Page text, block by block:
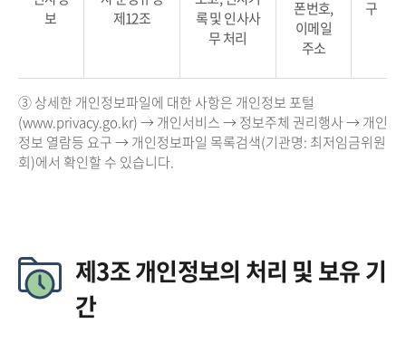
보
제12조
록 및 인사사
무 처리
폰번호,
이메일
주소
구
③ 상세한 개인정보파일에 대한 사항은 개인정보 포털
(www.privacy.go.kr) → 개인서비스 → 정보주체 권리행사 → 개인
정보 열람등 요구 → 개인정보파일 목록검색(기관명: 최저임금위원
회)에서 확인할 수 있습니다.
제3조 개인정보의 처리 및 보유 기
간